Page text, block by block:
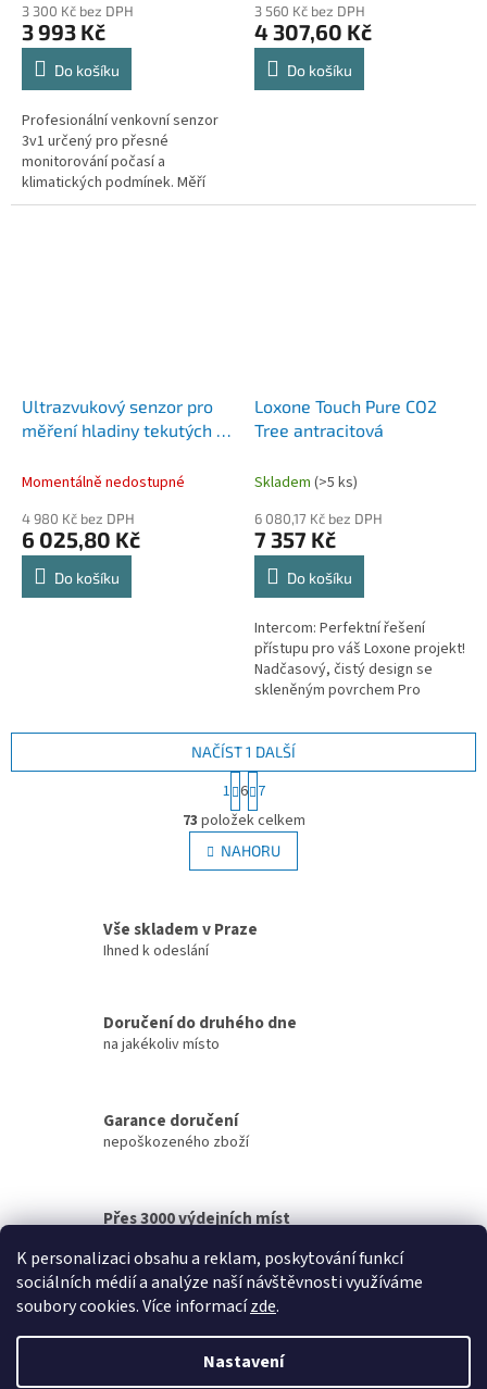
K personalizaci obsahu a reklam, poskytování funkcí
sociálních médií a analýze naší návštěvnosti využíváme
soubory cookies. Více informacízde.
Nastavení
3 300 Kč bez DPH
3 993 Kč
Do košíku
Profesionální venkovní senzor
3v1 určený pro přesné
monitorování počasí a
klimatických podmínek. Měří
teplotu vzduchu, relativní
3 560 Kč bez DPH
4 307,60 Kč
Do košíku
Ultrazvukový senzor pro
měření hladiny tekutých a
4 - 20mA
Momentálně nedostupné
4 980 Kč bez DPH
6 025,80 Kč
Do košíku
Loxone Touch Pure CO2
Tree antracitová
Skladem (>5 ks)
6 080,17 Kč bez DPH
7 357 Kč
Do košíku
Intercom: Perfektní řešení
přístupu pro váš Loxone projekt!
Nadčasový, čistý design se
skleněným povrchem Pro
Miniserver Compact Ultra
kompaktní...
O
v
l
á
c
v
i
NAČÍST 1 DALŠÍ
t
r
á
n
k
á
1 6 7
73 položek celkem
NAHORU
Vše skladem v Praze
Ihned k odeslání
Doručení do druhého dne
na jakékoliv místo
Garance doručení
nepoškozeného zboží
Přes 3000 výdejních míst